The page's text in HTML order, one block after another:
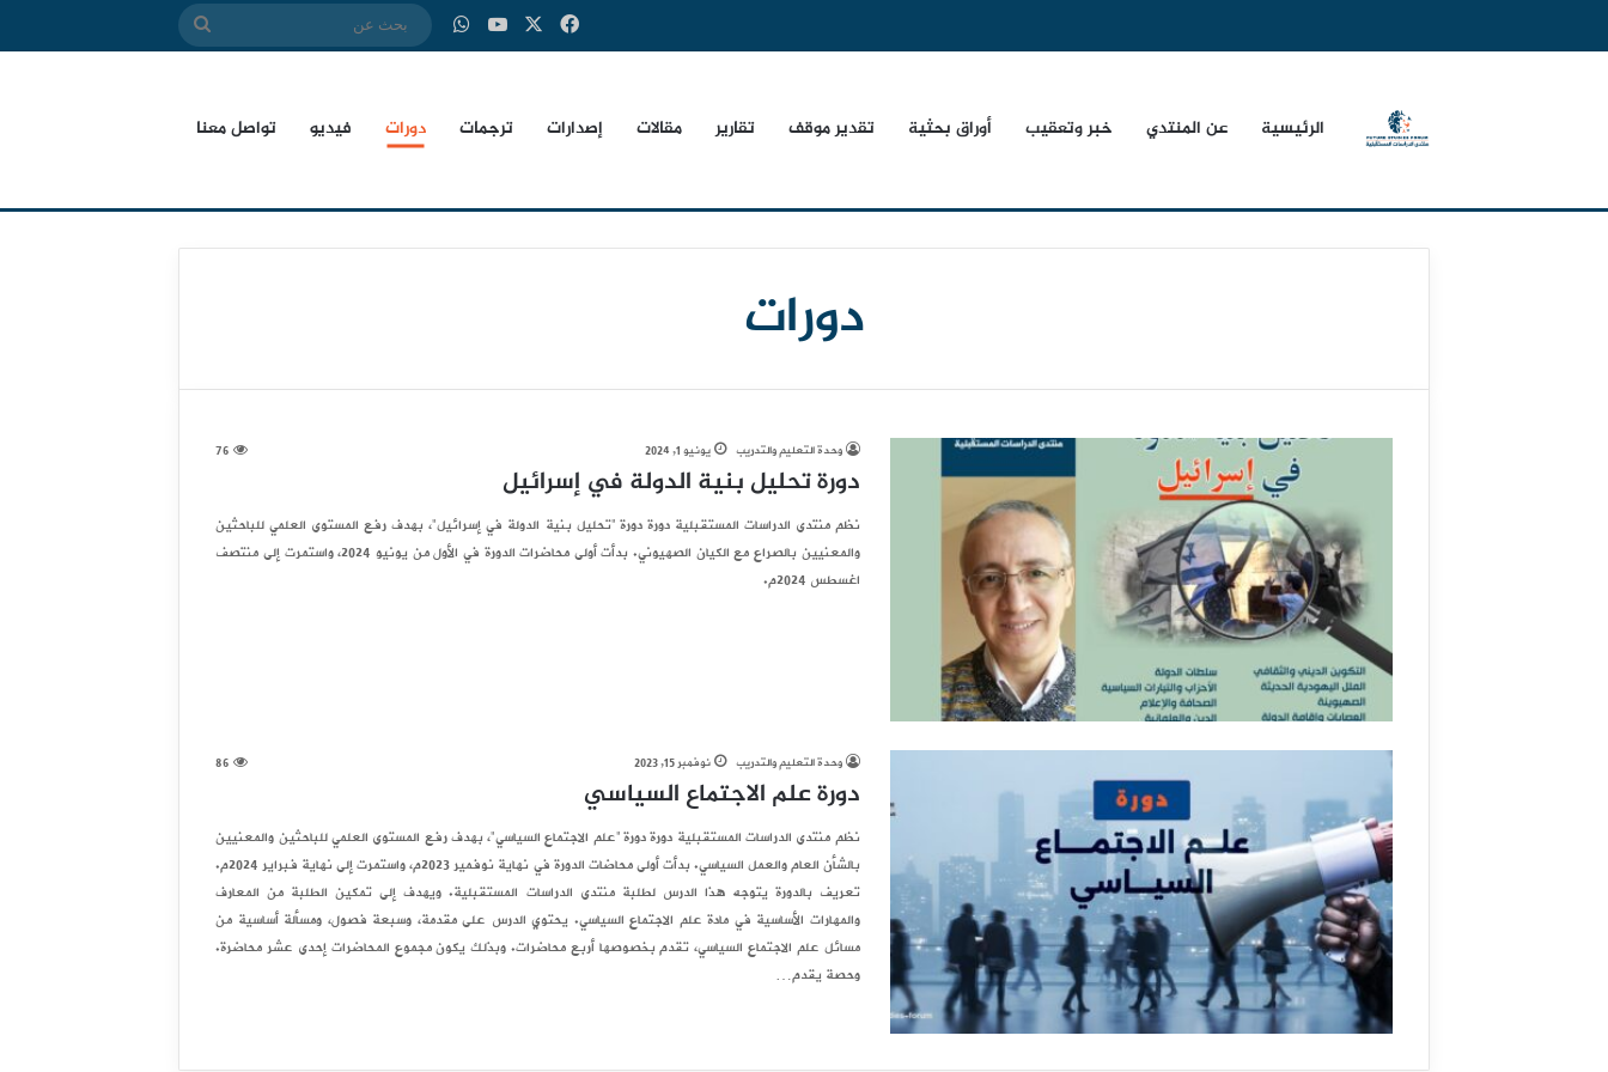
فيسبوك ‫YouTubeواتساب بحث
الرئيسية عن المنتدي خبر وتعقيب أوراق بحثية تقدير موقف تقارير مقالات إصدارات ترجمات دورات فيديو تواصل معنا
دورات
وحدة التعليم والتدريب يونيو 1, 2024 76
دورة تحليل بنية الدولة في إسرائيل
نظم منتدى الدراسات المستقبلية دورة دورة “تحليل بنية الدولة في إسرائيل”، بهدف رفع المستوى العلمي للباحثين
والمعنيين بالصراع مع الكيان الصهيوني. بدأت أولى محاضرات الدورة في الأول من يونيو 2024، واستمرت إلى منتصف
اغسطس 2024م.
وحدة التعليم والتدريب نوفمبر 15, 2023 86
دورة علم الاجتماع السياسي
نظم منتدى الدراسات المستقبلية دورة دورة “علم الاجتماع السياسي”، بهدف رفع المستوى العلمي للباحثين والمعنيين
بالشأن العام والعمل السياسي. بدأت أولى محاضات الدورة في نهاية نوفمير 2023م، واستمرت إلى نهاية فبراير 2024م.
تعريف بالدورة يتوجه هذا الدرس لطلبة منتدى الدراسات المستقبلية. ويهدف إلى تمكين الطلبة من المعارف
والمهارات الأساسية في مادة علم الاجتماع السياسي. يحتوي الدرس على مقدمة، وسبعة فصول، ومسألة أساسية من
مسائل علم الاجتماع السياسي، تقدم بخصوصها أربع محاضرات. وبذلك يكون مجموع المحاضرات إحدى عشر محاضرة.
وحصة يقدم…